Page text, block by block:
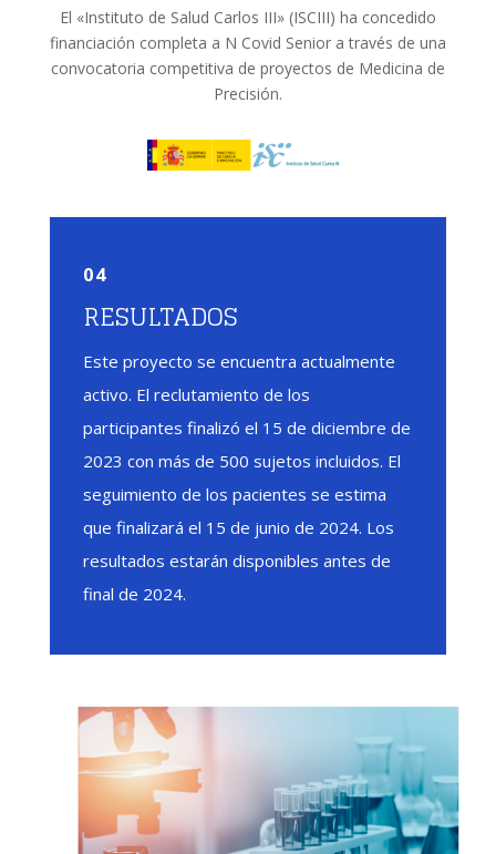
El «Instituto de Salud Carlos III» (ISCIII) ha concedido
financiación completa a N Covid Senior a través de una
convocatoria competitiva de proyectos de Medicina de
Precisión.
04
RESULTADOS
Este proyecto se encuentra actualmente
activo. El reclutamiento de los
participantes finalizó el 15 de diciembre de
2023 con más de 500 sujetos incluidos. El
seguimiento de los pacientes se estima
que finalizará el 15 de junio de 2024. Los
resultados estarán disponibles antes de
final de 2024.